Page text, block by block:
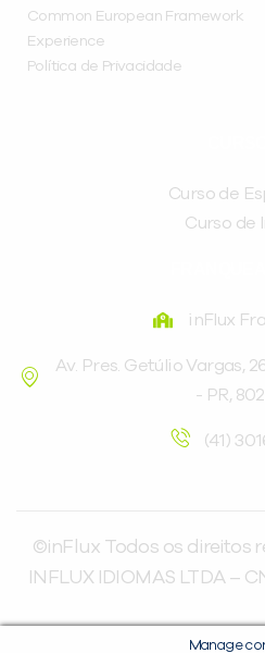
Common European Framework
Experience
Política de Privacidade
Curso de
Curso de
inFlux
Av. Pres. Getúlio Vargas,
- PR,
(41)
©inFlux Todos os direitos
INFLUX IDIOMAS LTDA –
Manage